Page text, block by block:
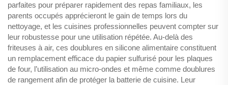
parfaites pour préparer rapidement des repas familiaux, les
parents occupés apprécieront le gain de temps lors du
nettoyage, et les cuisines professionnelles peuvent compter sur
leur robustesse pour une utilisation répétée. Au-delà des
friteuses à air, ces doublures en silicone alimentaire constituent
un remplacement efficace du papier sulfurisé pour les plaques
de four, l’utilisation au micro-ondes et même comme doublures
de rangement afin de protéger la batterie de cuisine. Leur